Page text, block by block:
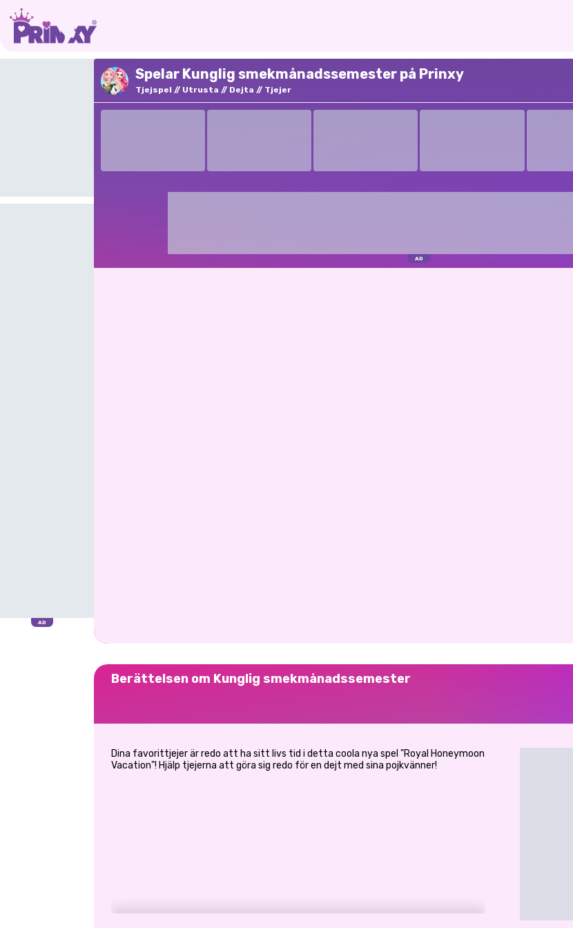
Spelar Kunglig smekmånadssemester på Prinxy
Tjejspel Utrusta Dejta Tjejer
Berättelsen om Kunglig smekmånadssemester
Dina favorittjejer är redo att ha sitt livs tid i detta coola nya spel "Royal Honeymoon
Vacation"! Hjälp tjejerna att göra sig redo för en dejt med sina pojkvänner!